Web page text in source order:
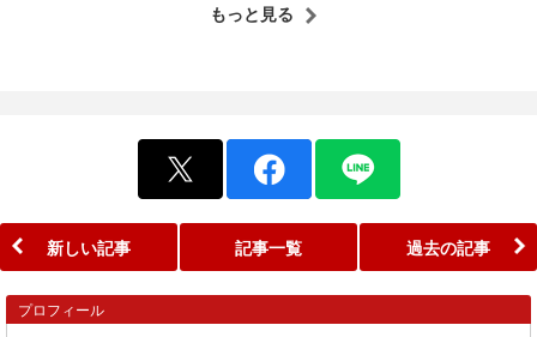
もっと見る
新しい記事 記事一覧 過去の記事
プロフィール